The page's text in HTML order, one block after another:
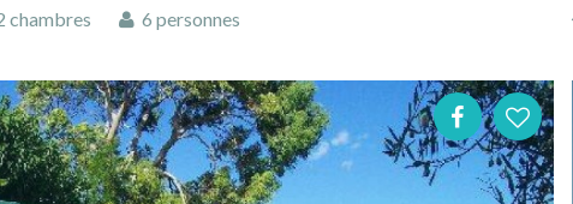
chambres 6 personnes